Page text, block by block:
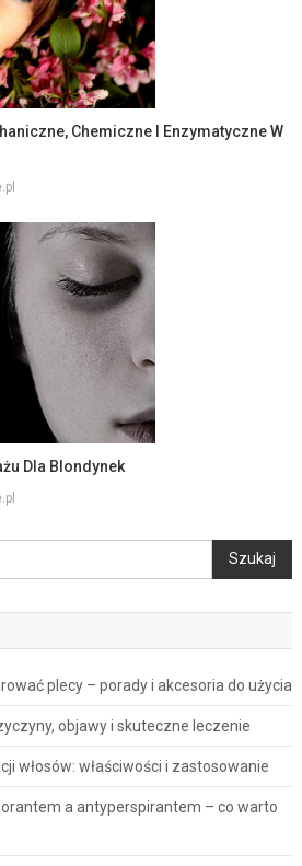
Chemiczne I Enzymatyczne W
Dla Blondynek
Szukaj
plecy – porady i akcesoria do użycia
objawy i skuteczne leczenie
włosów: właściwości i zastosowanie
a antyperspirantem – co warto